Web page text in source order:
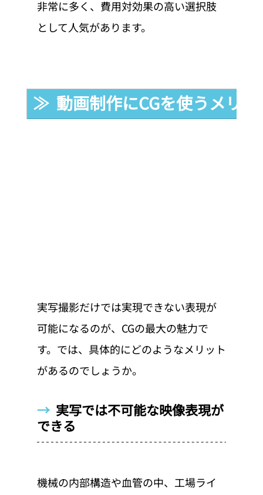
非常に多く、費用対効果の高い選択肢
として人気があります。
≫  動画制作にCGを使うメリッ
実写撮影だけでは実現できない表現が
可能になるのが、CGの最大の魅力で
す。では、具体的にどのようなメリット
があるのでしょうか。
→ 実写では不可能な映像表現が
できる
機械の内部構造や血管の中、工場ライ